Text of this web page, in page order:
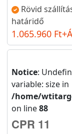
Rövid
határidő
1.065.960
Notice:
variable: size in
/home/
on line88
CPR 11